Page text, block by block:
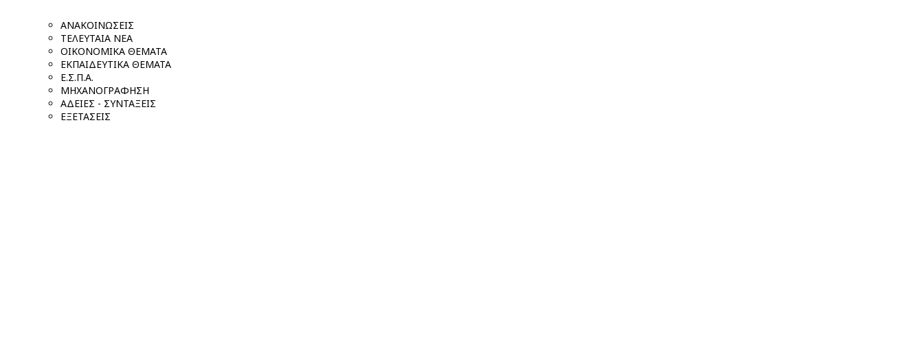
ΑΝΑΚΟΙΝΩΣΕΙΣ
ΤΕΛΕΥΤΑΙΑ ΝΕΑ
ΟΙΚΟΝΟΜΙΚΑ ΘΕΜΑΤΑ
ΕΚΠΑΙΔΕΥΤΙΚΑ ΘΕΜΑΤΑ
Ε.Σ.Π.Α.
ΜΗΧΑΝΟΓΡΑΦΗΣΗ
ΑΔΕΙΕΣ - ΣΥΝΤΑΞΕΙΣ
ΕΞΕΤΑΣΕΙΣ